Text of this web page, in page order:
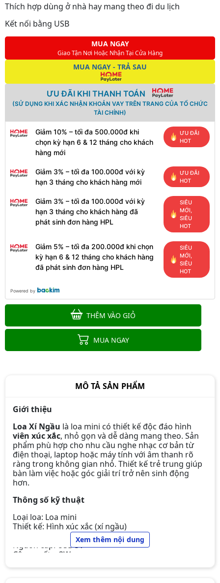
Thích hợp dùng ở nhà hay mang theo đi du lịch
Kết nối bằng USB
MUA NGAY
Giao Tận Nơi Hoặc Nhận Tại Cửa Hàng
MUA NGAY - TRẢ SAU
ƯU ĐÃI KHI THANH TOÁN
(SỬ DỤNG KHI XÁC NHẬN KHOẢN VAY TRÊN TRANG CỦA TỔ CHỨC
TÀI CHÍNH)
Giảm 10% – tối đa 500.000đ khi
chọn kỳ hạn 6 & 12 tháng cho khách
hàng mới
ƯU ĐÃI
HOT
Giảm 3% – tối đa 100.000đ với kỳ
hạn 3 tháng cho khách hàng mới
ƯU ĐÃI
HOT
Giảm 3% – tối đa 100.000đ với kỳ
hạn 3 tháng cho khách hàng đã
phát sinh đơn hàng HPL
SIÊU
MỚI,
SIÊU
HOT
Giảm 5% – tối đa 200.000đ khi chọn
kỳ hạn 6 & 12 tháng cho khách hàng
đã phát sinh đơn hàng HPL
SIÊU
MỚI,
SIÊU
HOT
Powered by
THÊM VÀO GIỎ
MUA NGAY
MÔ TẢ SẢN PHẨM
Giới thiệu
Loa Xí Ngầu là loa mini có thiết kế độc đáo hình
viên xúc xắc, nhỏ gọn và dễ dàng mang theo. Sản
phẩm phù hợp cho nhu cầu nghe nhạc cơ bản từ
điện thoại, laptop hoặc máy tính với âm thanh rõ
ràng trong không gian nhỏ. Thiết kế trẻ trung giúp
bàn làm việc hoặc góc giải trí trở nên sinh động
hơn.
Thông số kỹ thuật
Loại loa: Loa mini
Thiết kế: Hình xúc xắc (xí ngầu)
Kết nối: Jack 3.5mm
Nguồn cấp: USB 5V
Công suất: ~3W
Xem thêm nội dung